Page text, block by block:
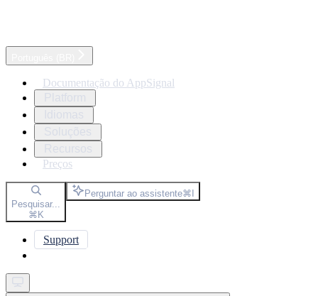
Documentação do AppSignal
Preços
Pesquisar...
⌘K
Perguntar ao assistente⌘I
Support